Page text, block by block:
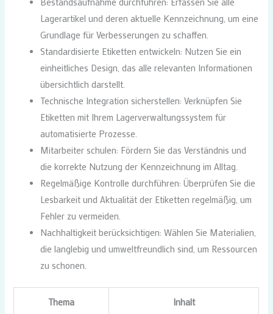
Lagerartikel und deren aktuelle Kennzeichnung, um eine
Grundlage für Verbesserungen zu schaffen.
Standardisierte Etiketten entwickeln: Nutzen Sie ein
einheitliches Design, das alle relevanten Informationen
übersichtlich darstellt.
Technische Integration sicherstellen: Verknüpfen Sie
Etiketten mit Ihrem Lagerverwaltungssystem für
automatisierte Prozesse.
Mitarbeiter schulen: Fördern Sie das Verständnis und
die korrekte Nutzung der Kennzeichnung im Alltag.
Regelmäßige Kontrolle durchführen: Überprüfen Sie die
Lesbarkeit und Aktualität der Etiketten regelmäßig, um
Fehler zu vermeiden.
Nachhaltigkeit berücksichtigen: Wählen Sie Materialien,
die langlebig und umweltfreundlich sind, um Ressourcen
zu schonen.
Thema Inhalt